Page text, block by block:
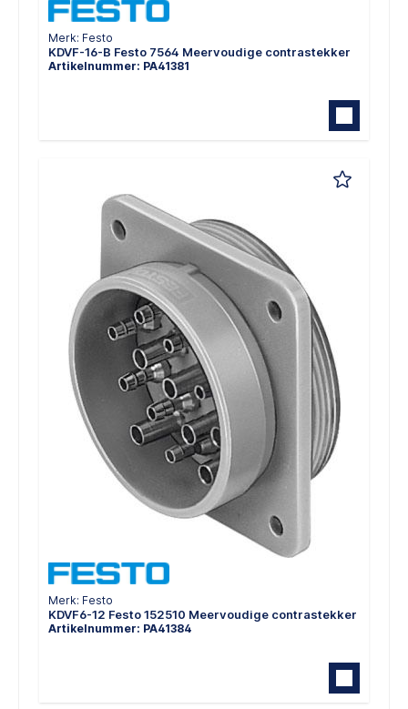
Merk: Festo
KDVF-16-B Festo 7564 Meervoudige contrastekker
Artikelnummer: PA41381
Merk: Festo
KDVF6-12 Festo 152510 Meervoudige contrastekker
Artikelnummer: PA41384